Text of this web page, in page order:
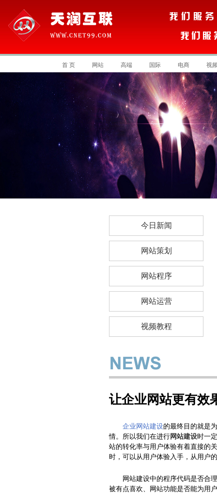
首 页 网站 高端 国际 电商 视
今日新闻
网站策划
网站程序
网站运营
视频教程
让企业网站更有效
企业网站建设的最终目的就是
情。所以我们在进行网站建设时一
站的转化率与用户体验有着直接的
时，可以从用户体验入手，从用户
网站建设中的程序代码是否合理
被有点喜欢、网站功能是否能为用